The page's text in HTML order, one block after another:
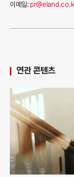
이메일:
연관 콘텐츠